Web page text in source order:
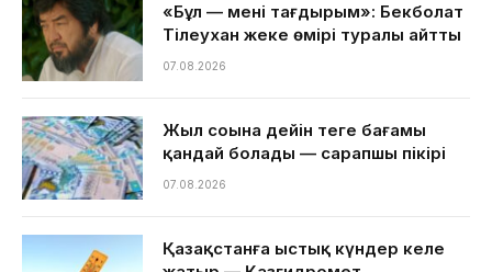
«Бұл — менің тағдырым»: Бекболат
Тілеухан жеке өмірі туралы айтты
07.08.2026
Жыл соңына дейін теңге бағамы
қандай болады — сарапшы пікірі
07.08.2026
Қазақстанға ыстық күндер келе